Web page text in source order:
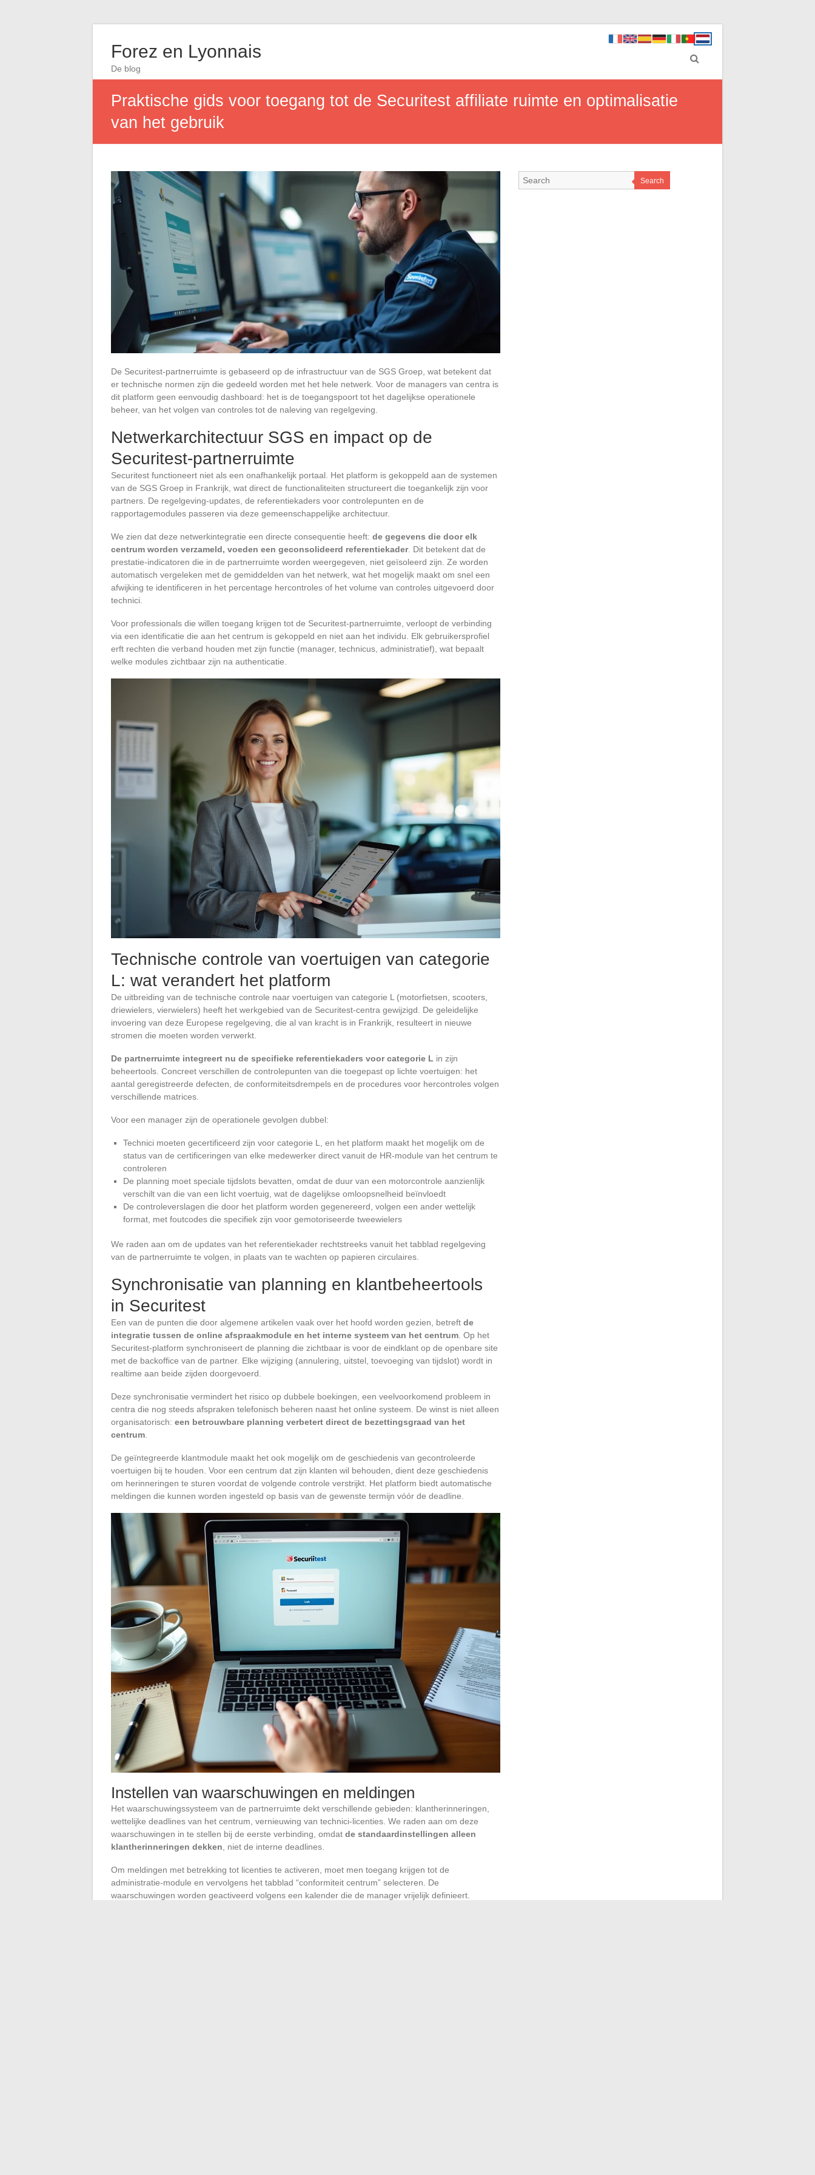
Forez en Lyonnais
De blog
Praktische gids voor toegang tot de Securitest affiliate ruimte en optimalisatie
van het gebruik
De Securitest-partnerruimte is gebaseerd op de infrastructuur van de SGS Groep, wat betekent dat
er technische normen zijn die gedeeld worden met het hele netwerk. Voor de managers van centra is
dit platform geen eenvoudig dashboard: het is de toegangspoort tot het dagelijkse operationele
beheer, van het volgen van controles tot de naleving van regelgeving.
Netwerkarchitectuur SGS en impact op de
Securitest-partnerruimte
Securitest functioneert niet als een onafhankelijk portaal. Het platform is gekoppeld aan de systemen
van de SGS Groep in Frankrijk, wat direct de functionaliteiten structureert die toegankelijk zijn voor
partners. De regelgeving-updates, de referentiekaders voor controlepunten en de
rapportagemodules passeren via deze gemeenschappelijke architectuur.
We zien dat deze netwerkintegratie een directe consequentie heeft: de gegevens die door elk
centrum worden verzameld, voeden een geconsolideerd referentiekader. Dit betekent dat de
prestatie-indicatoren die in de partnerruimte worden weergegeven, niet geïsoleerd zijn. Ze worden
automatisch vergeleken met de gemiddelden van het netwerk, wat het mogelijk maakt om snel een
afwijking te identificeren in het percentage hercontroles of het volume van controles uitgevoerd door
technici.
Voor professionals die willen toegang krijgen tot de Securitest-partnerruimte, verloopt de verbinding
via een identificatie die aan het centrum is gekoppeld en niet aan het individu. Elk gebruikersprofiel
erft rechten die verband houden met zijn functie (manager, technicus, administratief), wat bepaalt
welke modules zichtbaar zijn na authenticatie.
Technische controle van voertuigen van categorie
L: wat verandert het platform
De uitbreiding van de technische controle naar voertuigen van categorie L (motorfietsen, scooters,
driewielers, vierwielers) heeft het werkgebied van de Securitest-centra gewijzigd. De geleidelijke
invoering van deze Europese regelgeving, die al van kracht is in Frankrijk, resulteert in nieuwe
stromen die moeten worden verwerkt.
De partnerruimte integreert nu de specifieke referentiekaders voor categorie L in zijn
beheertools. Concreet verschillen de controlepunten van die toegepast op lichte voertuigen: het
aantal geregistreerde defecten, de conformiteitsdrempels en de procedures voor hercontroles volgen
verschillende matrices.
Voor een manager zijn de operationele gevolgen dubbel:
Technici moeten gecertificeerd zijn voor categorie L, en het platform maakt het mogelijk om de
status van de certificeringen van elke medewerker direct vanuit de HR-module van het centrum te
controleren
De planning moet speciale tijdslots bevatten, omdat de duur van een motorcontrole aanzienlijk
verschilt van die van een licht voertuig, wat de dagelijkse omloopsnelheid beïnvloedt
De controleverslagen die door het platform worden gegenereerd, volgen een ander wettelijk
format, met foutcodes die specifiek zijn voor gemotoriseerde tweewielers
We raden aan om de updates van het referentiekader rechtstreeks vanuit het tabblad regelgeving
van de partnerruimte te volgen, in plaats van te wachten op papieren circulaires.
Synchronisatie van planning en klantbeheertools
in Securitest
Een van de punten die door algemene artikelen vaak over het hoofd worden gezien, betreft de
integratie tussen de online afspraakmodule en het interne systeem van het centrum . Op het
Securitest-platform synchroniseert de planning die zichtbaar is voor de eindklant op de openbare site
met de backoffice van de partner. Elke wijziging (annulering, uitstel, toevoeging van tijdslot) wordt in
realtime aan beide zijden doorgevoerd.
Deze synchronisatie vermindert het risico op dubbele boekingen, een veelvoorkomend probleem in
centra die nog steeds afspraken telefonisch beheren naast het online systeem. De winst is niet alleen
organisatorisch: een betrouwbare planning verbetert direct de bezettingsgraad van het
centrum
De geïntegreerde klantmodule maakt het ook mogelijk om de geschiedenis van gecontroleerde
voertuigen bij te houden. Voor een centrum dat zijn klanten wil behouden, dient deze geschiedenis
om herinneringen te sturen voordat de volgende controle verstrijkt. Het platform biedt automatische
meldingen die kunnen worden ingesteld op basis van de gewenste termijn vóór de deadline.
Instellen van waarschuwingen en meldingen
Het waarschuwingssysteem van de partnerruimte dekt verschillende gebieden: klantherinneringen,
wettelijke deadlines van het centrum, vernieuwing van technici-licenties. We raden aan om deze
waarschuwingen in te stellen bij de eerste verbinding, omdat de standaardinstellingen alleen
klantherinneringen dekken , niet de interne deadlines.
Om meldingen met betrekking tot licenties te activeren, moet men toegang krijgen tot de
administratie-module en vervolgens het tabblad “conformiteit centrum” selecteren. De
waarschuwingen worden geactiveerd volgens een kalender die de manager vrijelijk definieert.
Search